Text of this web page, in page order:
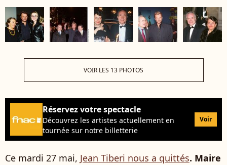
VOIR LES 13 PHOTOS
Réservez votre spectacle
Découvrez les artistes actuellement en
tournée sur notre billetterie
Voir
Ce mardi 27 mai, Jean Tiberi nous a quittés. Maire